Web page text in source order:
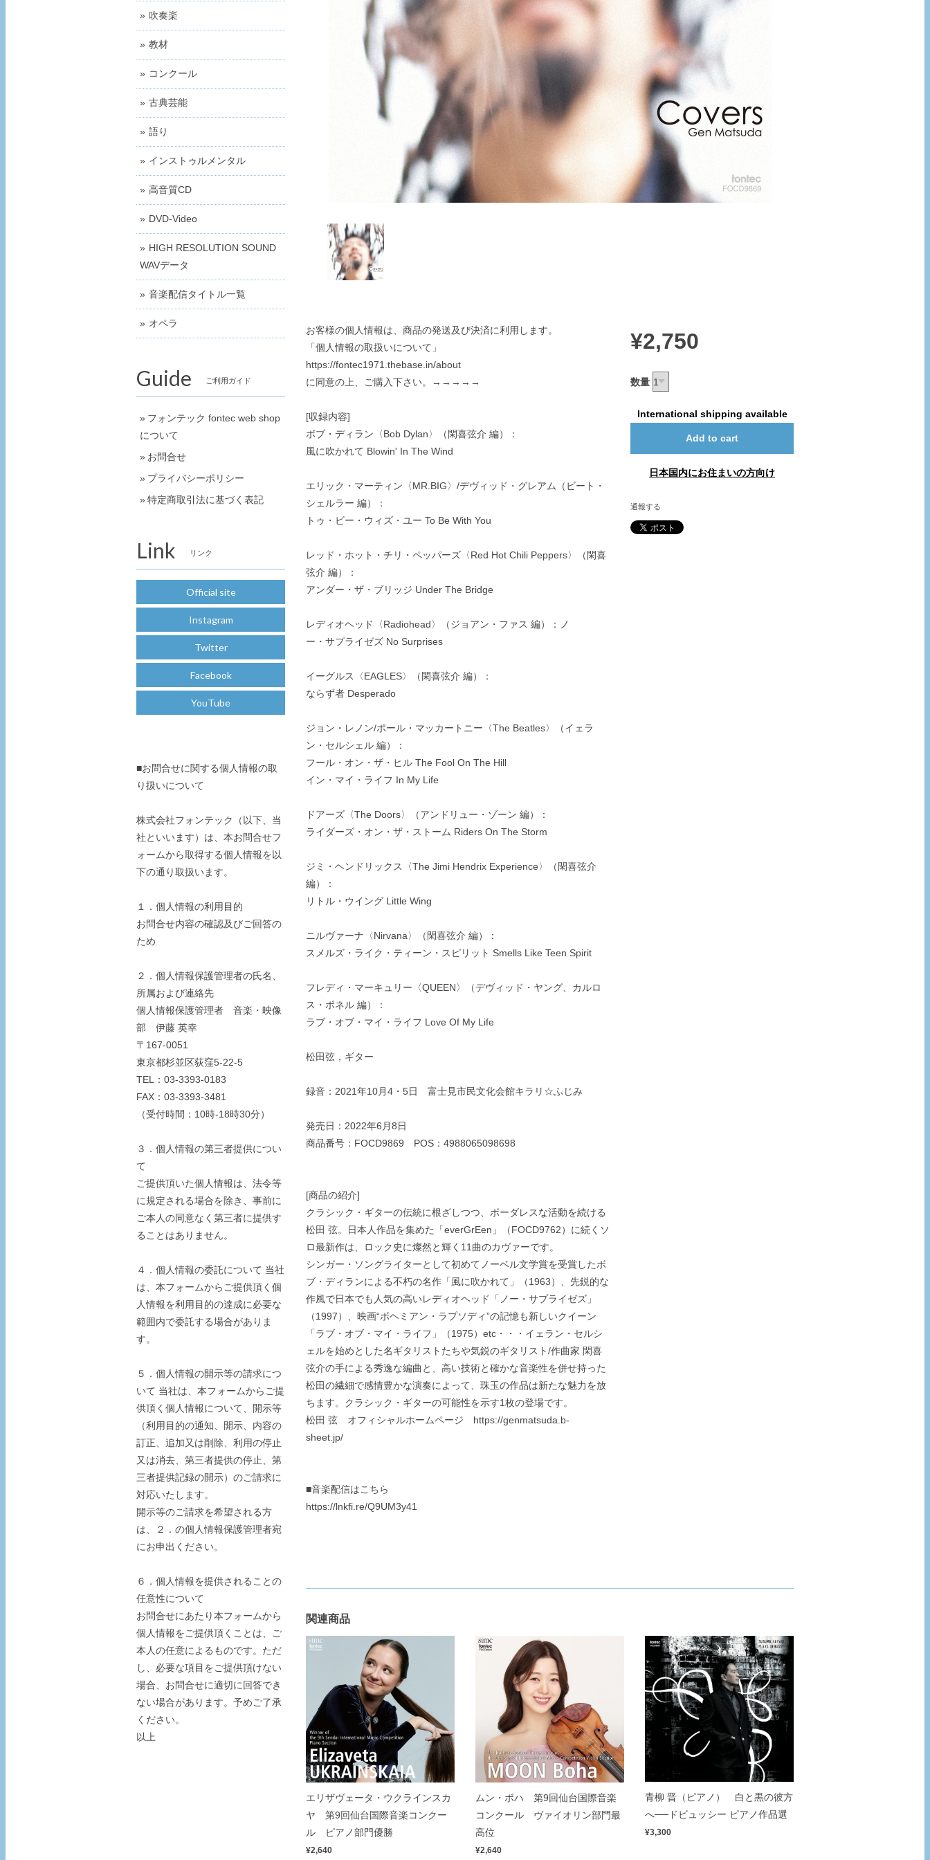
お客様の個人情報は、商品の発送及び決済に利用します。
「個人情報の取扱いについて」
https://fontec1971.thebase.in/about
に同意の上、ご購入下さい。→→→→→
[収録内容]
ボブ・ディラン〈Bob Dylan〉（閑喜弦介 編）：
風に吹かれて Blowin' In The Wind
エリック・マーティン〈MR.BIG〉/デヴィッド・グレアム（ビート・
シェルラー 編）：
トゥ・ビー・ウィズ・ユー To Be With You
レッド・ホット・チリ・ペッパーズ〈Red Hot Chili Peppers〉（閑喜
弦介 編）：
アンダー・ザ・ブリッジ Under The Bridge
レディオヘッド〈Radiohead〉（ジョアン・ファス 編）：ノ
ー・サプライゼズ No Surprises
イーグルス〈EAGLES〉（閑喜弦介 編）：
ならず者 Desperado
ジョン・レノン/ポール・マッカートニー〈The Beatles〉（イェラ
ン・セルシェル 編）：
フール・オン・ザ・ヒル The Fool On The Hill
イン・マイ・ライフ In My Life
ドアーズ〈The Doors〉（アンドリュー・ゾーン 編）：
ライダーズ・オン・ザ・ストーム Riders On The Storm
ジミ・ヘンドリックス〈The Jimi Hendrix Experience〉（閑喜弦介
編）：
リトル・ウイング Little Wing
ニルヴァーナ〈Nirvana〉（閑喜弦介 編）：
スメルズ・ライク・ティーン・スピリット Smells Like Teen Spirit
フレディ・マーキュリー〈QUEEN〉（デヴィッド・ヤング、カルロ
ス・ボネル 編）：
ラブ・オブ・マイ・ライフ Love Of My Life
松田弦，ギター
録音：2021年10月4・5日 富士見市民文化会館キラリ☆ふじみ
発売日：2022年6月8日
商品番号：FOCD9869 POS：4988065098698
[商品の紹介]
クラシック・ギターの伝統に根ざしつつ、ボーダレスな活動を続ける
松田 弦。日本人作品を集めた「everGrEen」（FOCD9762）に続くソ
ロ最新作は、ロック史に燦然と輝く11曲のカヴァーです。
シンガー・ソングライターとして初めてノーベル文学賞を受賞したボ
ブ・ディランによる不朽の名作「風に吹かれて」（1963）、先鋭的な
作風で日本でも人気の高いレディオヘッド「ノー・サプライゼズ」
（1997）、映画“ボヘミアン・ラプソディ”の記憶も新しいクイーン
「ラブ・オブ・マイ・ライフ」（1975）etc・・・イェラン・セルシ
ェルを始めとした名ギタリストたちや気鋭のギタリスト/作曲家 閑喜
弦介の手による秀逸な編曲と、高い技術と確かな音楽性を併せ持った
松田の繊細で感情豊かな演奏によって、珠玉の作品は新たな魅力を放
ちます。クラシック・ギターの可能性を示す1枚の登場です。
松田 弦 オフィシャルホームページ https://genmatsuda.b-
sheet.jp/
■音楽配信はこちら
https://lnkfi.re/Q9UM3y41
¥2,750
数量
International shipping available
Add to cart
日本国内にお住まいの方向け
通報する
関連商品
エリザヴェータ・ウクラインスカ
ヤ 第9回仙台国際音楽コンクー
ル ピアノ部門優勝
¥2,640
ムン・ボハ 第9回仙台国際音楽
コンクール ヴァイオリン部門最
高位
¥2,640
青柳 晋（ピアノ） 白と黒の彼方
へ──ドビュッシー ピアノ作品選
¥3,300
吹奏楽
教材
コンクール
古典芸能
語り
インストゥルメンタル
高音質CD
DVD-Video
HIGH RESOLUTION SOUND
WAVデータ
音楽配信タイトル一覧
オペラ
Guide ご利用ガイド
フォンテック fontec web shop
について
お問合せ
プライバシーポリシー
特定商取引法に基づく表記
Link リンク
Official site
Instagram
Twitter
Facebook
YouTube
■お問合せに関する個人情報の取
り扱いについて
株式会社フォンテック（以下、当
社といいます）は、本お問合せフ
ォームから取得する個人情報を以
下の通り取扱います。
１．個人情報の利用目的
お問合せ内容の確認及びご回答の
ため
２．個人情報保護管理者の氏名、
所属および連絡先
個人情報保護管理者 音楽・映像
部 伊藤 英幸
〒167-0051
東京都杉並区荻窪5-22-5
TEL：03-3393-0183
FAX：03-3393-3481
（受付時間：10時-18時30分）
３．個人情報の第三者提供につい
て
ご提供頂いた個人情報は、法令等
に規定される場合を除き、事前に
ご本人の同意なく第三者に提供す
ることはありません。
４．個人情報の委託について 当社
は、本フォームからご提供頂く個
人情報を利用目的の達成に必要な
範囲内で委託する場合がありま
す。
５．個人情報の開示等の請求につ
いて 当社は、本フォームからご提
供頂く個人情報について、開示等
（利用目的の通知、開示、内容の
訂正、追加又は削除、利用の停止
又は消去、第三者提供の停止、第
三者提供記録の開示）のご請求に
対応いたします。
開示等のご請求を希望される方
は、２．の個人情報保護管理者宛
にお申出ください。
６．個人情報を提供されることの
任意性について
お問合せにあたり本フォームから
個人情報をご提供頂くことは、ご
本人の任意によるものです。ただ
し、必要な項目をご提供頂けない
場合、お問合せに適切に回答でき
ない場合があります。予めご了承
ください。
以上